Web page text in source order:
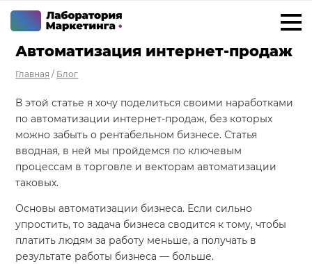
Услуги
Внедрение Битрикс24
Внедрение amoCRM
Разработка CRM на заказ
Маркетинг «под ключ»
Разработка сайтов
Автоматизация интернет-продаж
Главная / Блог
В этой статье я хочу поделиться своими наработками
по автоматизации интернет-продаж, без которых
можно забыть о рентабельном бизнесе. Статья
вводная, в ней мы пройдемся по ключевым
процессам в торговле и векторам автоматизации
таковых.
Основы автоматизации бизнеса. Если сильно
упростить, то задача бизнеса сводится к тому, чтобы
платить людям за работу меньше, а получать в
результате работы бизнеса — больше.